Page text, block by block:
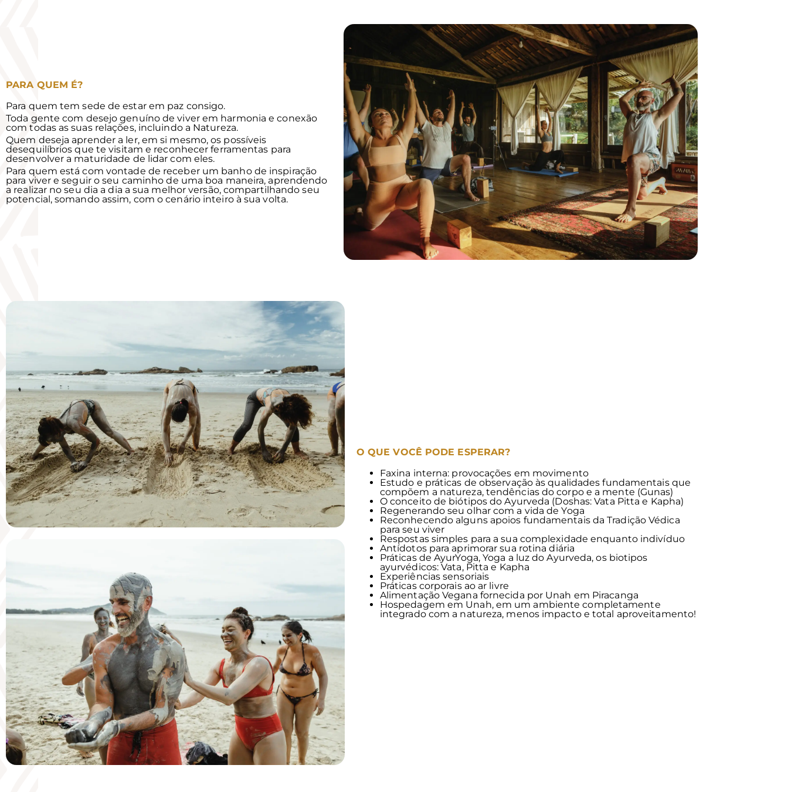
PARA QUEM É?
Para quem tem sede de estar em paz consigo.
Toda gente com desejo genuíno de viver em harmonia e conexão
com todas as suas relações, incluindo a Natureza.
Quem deseja aprender a ler, em si mesmo, os possíveis
desequilíbrios que te visitam e reconhecer ferramentas para
desenvolver a maturidade de lidar com eles.
Para quem está com vontade de receber um banho de inspiração
para viver e seguir o seu caminho de uma boa maneira, aprendendo
a realizar no seu dia a dia a sua melhor versão, compartilhando seu
potencial, somando assim, com o cenário inteiro à sua volta.
O QUE VOCÊ PODE ESPERAR?
Faxina interna: provocações em movimento
Estudo e práticas de observação às qualidades fundamentais que
compõem a natureza, tendências do corpo e a mente (Gunas)
O conceito de biótipos do Ayurveda (Doshas: Vata Pitta e Kapha)
Regenerando seu olhar com a vida de Yoga
Reconhecendo alguns apoios fundamentais da Tradição Védica
para seu viver
Respostas simples para a sua complexidade enquanto indivíduo
Antídotos para aprimorar sua rotina diária
Práticas de AyurYoga, Yoga a luz do Ayurveda, os biotipos
ayurvédicos: Vata, Pitta e Kapha
Experiências sensoriais
Práticas corporais ao ar livre
Alimentação Vegana fornecida por Unah em Piracanga
Hospedagem em Unah, em um ambiente completamente
integrado com a natureza, menos impacto e total aproveitamento!